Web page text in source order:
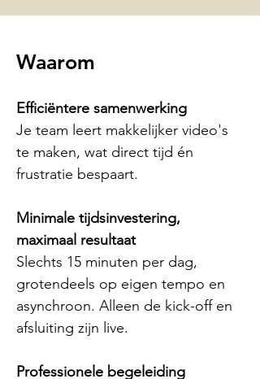
Waarom
Efficiëntere samenwerking
Je team leert makkelijker video's
te maken, wat direct tijd én
frustratie bespaart.
Minimale tijdsinvestering,
maximaal resultaat
Slechts 15 minuten per dag,
grotendeels op eigen tempo en
asynchroon. Alleen de kick-off en
afsluiting zijn live.
Professionele begeleiding